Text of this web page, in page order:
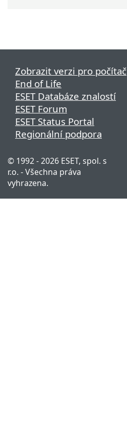
Zobrazit verzi pro počítač
End of Life
ESET Databáze znalostí
ESET Forum
ESET Status Portal
Regionální podpora
© 1992 - 2026 ESET, spol. s
r.o. - Všechna práva
vyhrazena.